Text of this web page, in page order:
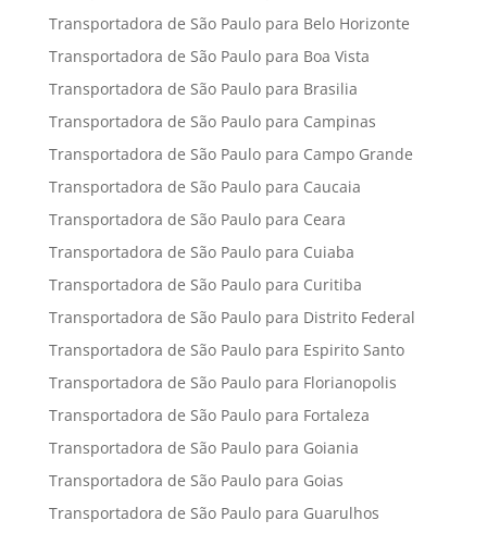
Transportadora de São Paulo para Belo Horizonte
Transportadora de São Paulo para Boa Vista
Transportadora de São Paulo para Brasilia
Transportadora de São Paulo para Campinas
Transportadora de São Paulo para Campo Grande
Transportadora de São Paulo para Caucaia
Transportadora de São Paulo para Ceara
Transportadora de São Paulo para Cuiaba
Transportadora de São Paulo para Curitiba
Transportadora de São Paulo para Distrito Federal
Transportadora de São Paulo para Espirito Santo
Transportadora de São Paulo para Florianopolis
Transportadora de São Paulo para Fortaleza
Transportadora de São Paulo para Goiania
Transportadora de São Paulo para Goias
Transportadora de São Paulo para Guarulhos